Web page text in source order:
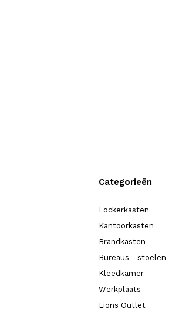
Categorieën
Lockerkasten
Kantoorkasten
Brandkasten
Bureaus - stoelen
Kleedkamer
Werkplaats
Lions Outlet